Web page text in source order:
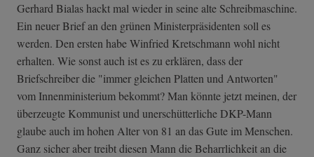
Gerhard Bialas hackt mal wieder in seine alte Schreibmaschine.
Ein neuer Brief an den grünen Ministerpräsidenten soll es
werden. Den ersten habe Winfried Kretschmann wohl nicht
erhalten. Wie sonst auch ist es zu erklären, dass der
Briefschreiber die "immer gleichen Platten und Antworten"
vom Innenministerium bekommt? Man könnte jetzt meinen, der
überzeugte Kommunist und unerschütterliche DKP-Mann
glaube auch im hohen Alter von 81 an das Gute im Menschen.
Ganz sicher aber treibt diesen Mann die Beharrlichkeit an die